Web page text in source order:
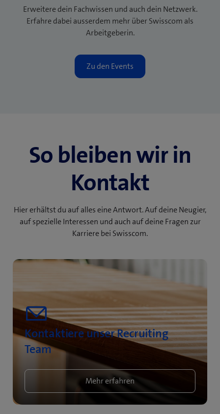
Erweitere dein Fachwissen und auch dein Netzwerk.
Erfahre dabei ausserdem mehr über Swisscom als
Arbeitgeberin.
So bleiben wir in
Kontakt
Hier erhältst du auf alles eine Antwort. Auf deine Neugier,
auf spezielle Interessen und auch auf deine Fragen zur
Karriere bei Swisscom.
Kontaktiere unser Recruiting
Team
Mehr erfahren